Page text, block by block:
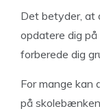
Det betyder, at
opdatere dig
forberede dig
For mange kan
på